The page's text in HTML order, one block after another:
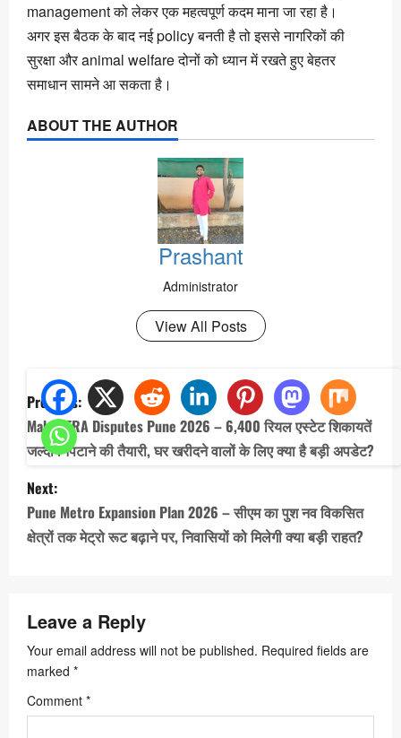
management को लेकर एक महत्वपूर्ण कदम माना जा रहा है।
अगर इस बैठक के बाद नई policy बनती है तो इससे नागरिकों की
सुरक्षा और animal welfare दोनों को ध्यान में रखते हुए बेहतर
समाधान सामने आ सकता है।
ABOUT THE AUTHOR
Prashant
Administrator
View All Posts
P
o
s
t
n
a
g
a
t
i
Previous:
MahaRERA Disputes Pune 2026 – 6,400 रियल एस्टेट शिकायतें
जल्दी निपटाने की तैयारी, घर खरीदने वालों के लिए क्या है बड़ी अपडेट?
Next:
Pune Metro Expansion Plan 2026 – सीएम का पुश नव विकसित
क्षेत्रों तक मेट्रो रूट बढ़ाने पर, निवासियों को मिलेगी क्या बड़ी राहत?
Leave a Reply
Your email address will not be published. Required fields are
marked *
Comment *